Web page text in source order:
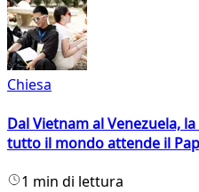
Chiesa
Dal Vietnam al Venezuela,
tutto il mondo attende il
1 min di lettura